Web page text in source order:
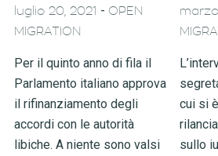
luglio 20, 2021 - OPEN
MIGRATION
Per il quinto anno di fila il
Parlamento italiano approva
il rifinanziamento degli
accordi con le autorità
libiche. A niente sono valsi
marzo
cui si
sullo